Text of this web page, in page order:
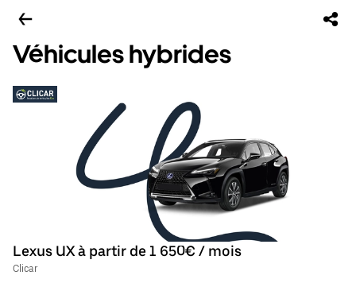
Véhicules hybrides
Lexus UX à partir de 1 650€ / mois
Clicar